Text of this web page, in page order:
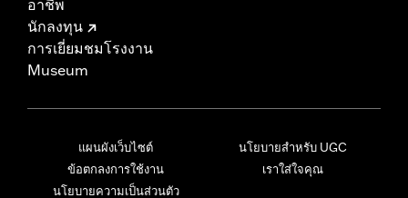
อาชีพ
นักลงทุน
การเยี่ยมชมโรงงาน
Museum
แผนผังเว็บไซต์
ข้อตกลงการใช้งาน
นโยบายความเป็นส่วนตัว
นโยบายสำหรับ UGC
เราใส่ใจคุณ